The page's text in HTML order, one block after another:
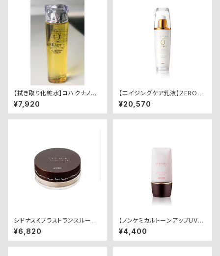
【拭き取り化粧水】コハクナノク
ラリファイングローション
¥7,920
【エイジングケア乳液】ZEROコ
ハクナノセラムミルク
¥20,570
シドナスKプラストランスルーセ
ントパウダー&プレストパウダー
（パフ付き）
¥6,820
【ノンケミカルトーンアップUVベ
ース】シドナスブライトアップベ
ース30ml SPF37・PA＋＋
¥4,400